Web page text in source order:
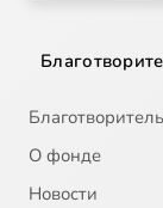
О фонде
Новости